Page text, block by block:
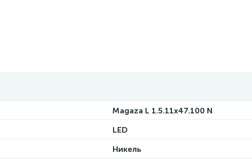
Magaza L 1.5.11x47.100 N
LED
Никель